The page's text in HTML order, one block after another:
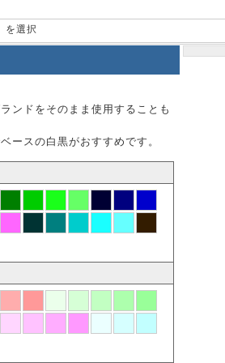
を選択
ンドをそのまま使用することも
ースの白黒がおすすめです。